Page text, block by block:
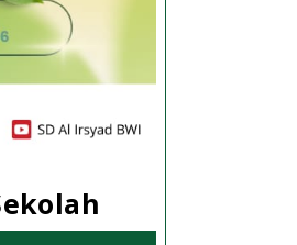
Pendampingan